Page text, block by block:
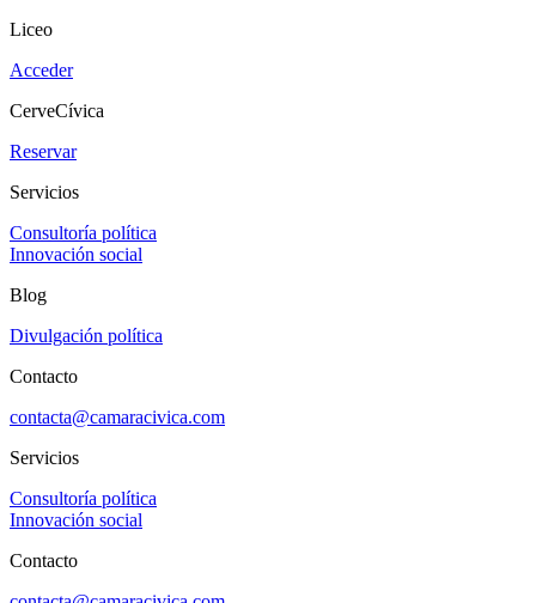
Liceo
Acceder
CerveCívica
Reservar
Servicios
Consultoría política
Innovación social
Blog
Divulgación política
Contacto
contacta@camaracivica.com
Servicios
Consultoría política
Innovación social
Contacto